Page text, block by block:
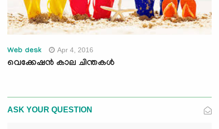
Web desk Apr 4, 2016
വെക്കേഷന്‍ കാല ചിന്തകള്‍
ASK YOUR QUESTION